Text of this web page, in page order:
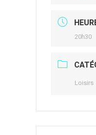
20h30
Loisirs